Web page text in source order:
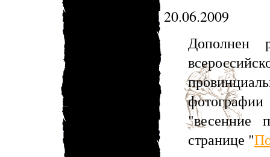
20.06.2009
Дополнен
"весенние
странице "